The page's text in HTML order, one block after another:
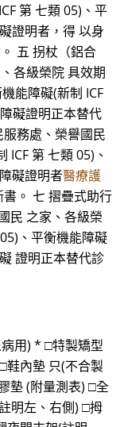
第 七類 05)、平
證明者，得 以身
五 拐杖（鋁合
各級榮院 具效期
能障礙(新制 ICF
礙證明正本替代
務處、榮譽國民
ICF 第 七類 05)、
礙證明者醫療護
。 七 摺疊式助行
民 之家、各級榮
、平衡機能障礙
證明正本替代診
用) * □特製矯型
鞋內墊 只(不合製
墊 (附量測表) □全
明左、右側) □拇